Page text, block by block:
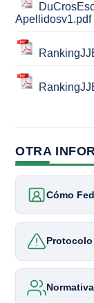
Apellidosv1.pdf
OTRA
Cómo